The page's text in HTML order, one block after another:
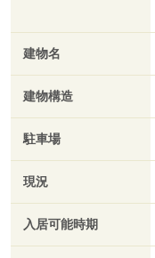
建物名
建物構造
駐車場
現況
入居可能時期